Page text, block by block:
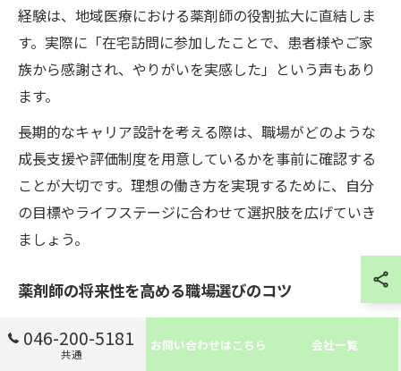
経験は、地域医療における薬剤師の役割拡大に直結しま
す。実際に「在宅訪問に参加したことで、患者様やご家
族から感謝され、やりがいを実感した」という声もあり
ます。
長期的なキャリア設計を考える際は、職場がどのような
成長支援や評価制度を用意しているかを事前に確認する
ことが大切です。理想の働き方を実現するために、自分
の目標やライフステージに合わせて選択肢を広げていき
ましょう。
薬剤師の将来性を高める職場選びのコツ
薬剤師のキャリアを長く安定して築くためには、職場選
びが非常に重要です。特に五反野駅周辺では、地域密着
046-200-5181
共通
お問い合わせはこちら 会社一覧